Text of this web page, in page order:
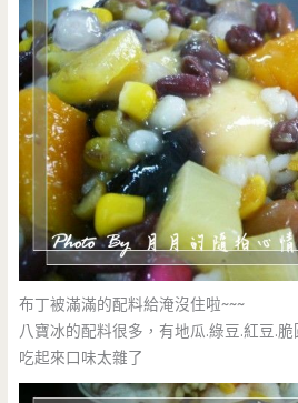
布丁被滿滿的配料給淹沒住啦~~~
八寶冰的配料很多，有地瓜.綠豆.紅豆.
吃起來口味太雜了